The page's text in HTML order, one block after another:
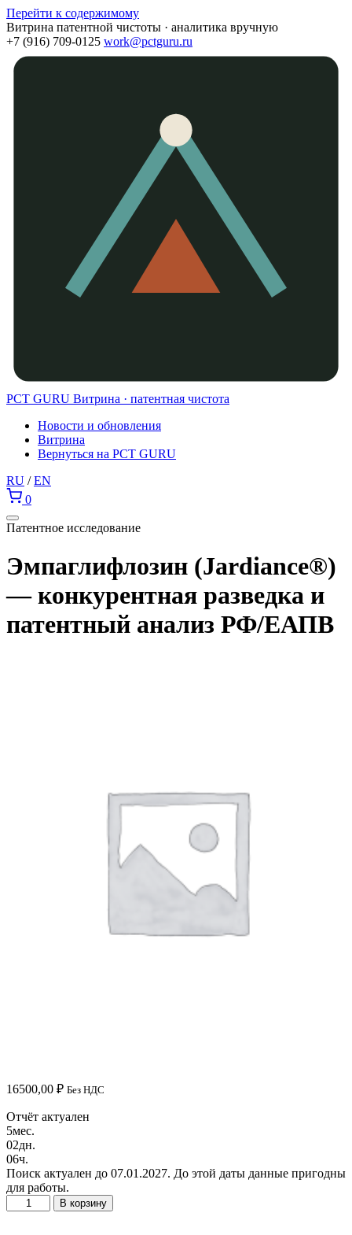
Перейти к содержимому
Витрина патентной чистоты · аналитика вручную
+7 (916) 709-0125 work@pctguru.ru
PCT GURU Витрина · патентная чистота
Новости и обновления
Витрина
Вернуться на PCT GURU
RU / EN
0
Патентное исследование
Эмпаглифлозин (Jardiance®)
— конкурентная разведка и
патентный анализ РФ/ЕАПВ
16500,00 ₽ Без НДС
Отчёт актуален
5мес.
02дн.
06ч.
Поиск актуален до 07.01.2027. До этой даты данные пригодны
для работы.
Количество
товара
В корзину